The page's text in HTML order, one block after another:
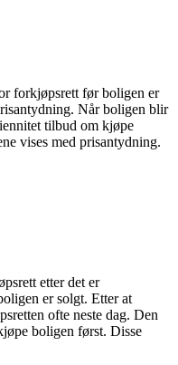
forkjøpsrett før boligen er
Når boligen blir
tilbud om kjøpe
vises med prisantydning.
etter det er
er solgt. Etter at
ofte neste dag. Den
boligen først. Disse